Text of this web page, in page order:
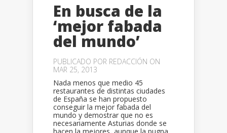
En busca de la
‘mejor fabada
del mundo’
PUBLICADO POR REDACCIÓN ON
MAR 25, 2013
Nada menos que medio 45
restaurantes de distintas ciudades
de España se han propuesto
conseguir la mejor fabada del
mundo y demostrar que no es
necesariamente Asturias donde se